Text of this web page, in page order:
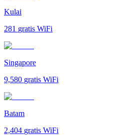
Kulai
281 gratis WiFi
Singapore
9,580 gratis WiFi
Batam
2,404 gratis WiFi